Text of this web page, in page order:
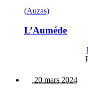
(Auzas)
L’Auméde
20 mars 2024